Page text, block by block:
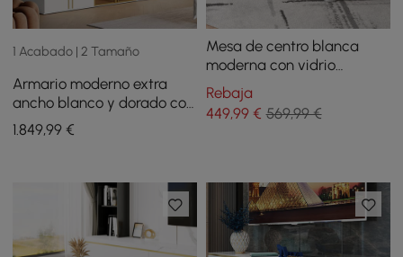
1 Acabado | 2 Tamaño
Armario moderno extra
ancho blanco y dorado con
puerta de vidrio
transparente para
1.849,99 €
Mesa de centro blanca
moderna con vidrio
templado y 3 patas
Rebaja
449,99€ 569,99 €